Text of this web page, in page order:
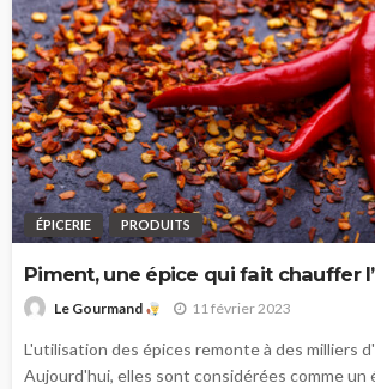
ÉPICERIE PRODUITS
Piment, une épice qui fait chauffer
Le Gourmand 11 février 2023
L'utilisation des épices remonte à des milliers
Aujourd'hui, elles sont considérées comme un